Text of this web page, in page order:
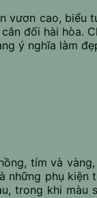
cao,
đối hài
ý nghĩa làm
tím và
phụ kiện
trong khi